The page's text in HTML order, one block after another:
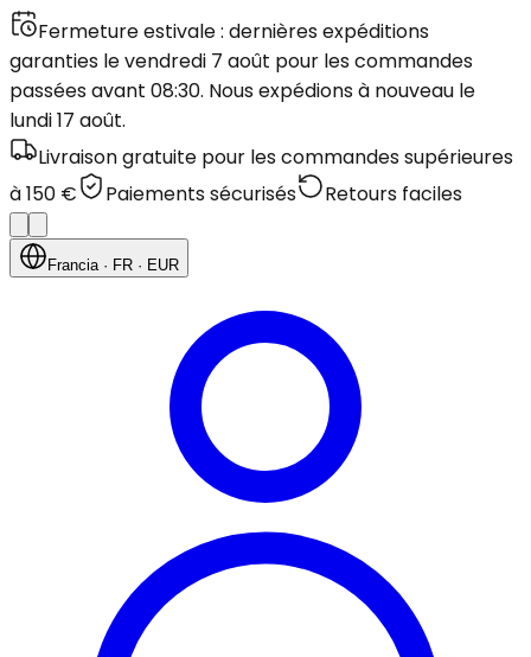
Fermeture estivale : dernières expéditions
garanties le vendredi 7 août pour les commandes
passées avant 08:30. Nous expédions à nouveau le
lundi 17 août.
Livraison gratuite pour les commandes supérieures
à 150 €
Paiements sécurisés Retours faciles
Francia· FR · EUR